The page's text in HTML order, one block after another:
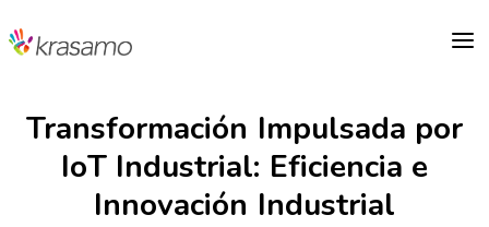
a
Transformación Impulsada por
IoT Industrial: Eficiencia e
Innovación Industrial